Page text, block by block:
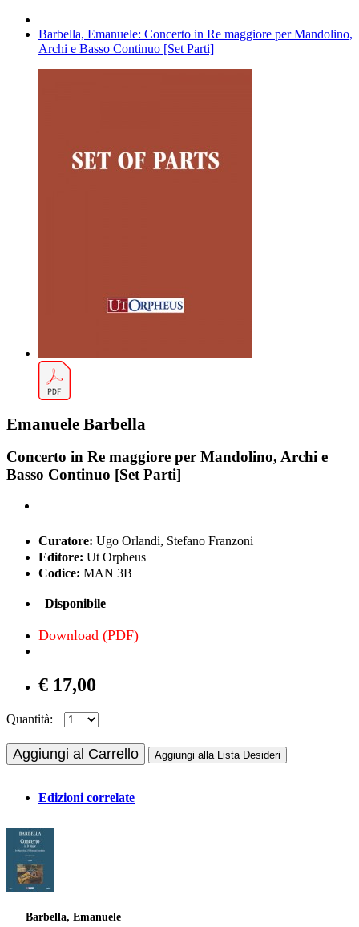
Barbella, Emanuele: Concerto in Re maggiore per Mandolino,
Archi e Basso Continuo [Set Parti]
Emanuele Barbella
Concerto in Re maggiore per Mandolino, Archi e
Basso Continuo [Set Parti]
Curatore: Ugo Orlandi, Stefano Franzoni
Editore: Ut Orpheus
Codice: MAN 3B
Disponibile
Download (PDF)
€ 17,00
Quantità:
Aggiungi al Carrello Aggiungi alla Lista Desideri
Edizioni correlate
Barbella, Emanuele